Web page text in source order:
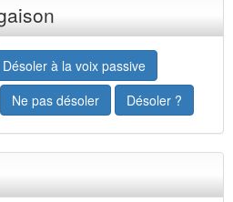
Désoler à la voix passive
Ne pas désoler Désoler ?